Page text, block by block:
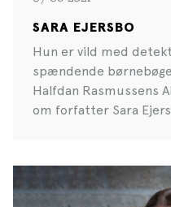
SARA EJERSBO
Hun er vild med
spændende
Halfdan Rasmussens
om forfatter Sara